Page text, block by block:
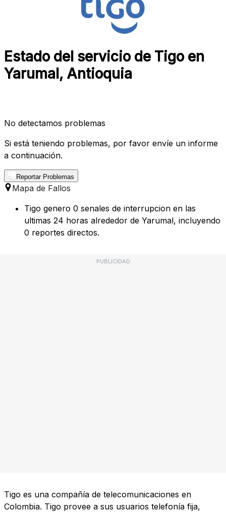
Estado del servicio de Tigo en
Yarumal, Antioquia
No detectamos problemas
Si está teniendo problemas, por favor envíe un informe
a continuación.
Reportar Problemas
Mapa de Fallos
Tigo genero 0 senales de interrupcion en las
ultimas 24 horas alrededor de Yarumal, incluyendo
0 reportes directos.
PUBLICIDAD
Tigo es una compañía de telecomunicaciones en
Colombia. Tigo provee a sus usuarios telefonía fija,